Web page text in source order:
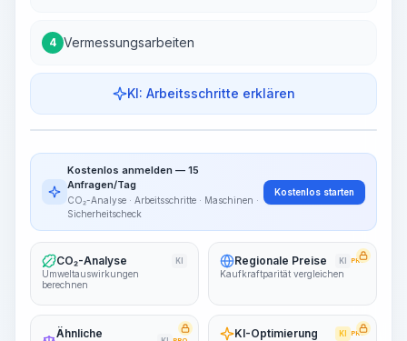
4 Vermessungsarbeiten
KI: Arbeitsschritte erklären
Arbeitsschritte
~15-30 Sek.
Kostenlos anmelden — 15
Anfragen/Tag
CO₂-Analyse · Arbeitsschritte · Maschinen ·
Sicherheitscheck
Kostenlos starten
CO₂-Analyse KI
Umweltauswirkungen
berechnen
Regionale Preise KI PRO
Kaufkraftparität vergleichen
Ähnliche
KI-Optimierung KI PRO